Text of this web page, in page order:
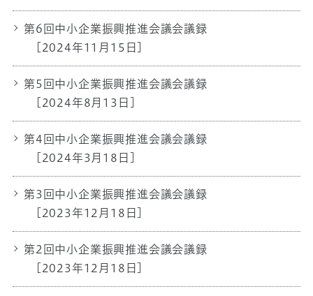
第6回中小企業振興推進会議会議録
[2024年11月15日]
第5回中小企業振興推進会議会議録
[2024年8月13日]
第4回中小企業振興推進会議会議録
[2024年3月18日]
第3回中小企業振興推進会議会議録
[2023年12月18日]
第2回中小企業振興推進会議会議録
[2023年12月18日]